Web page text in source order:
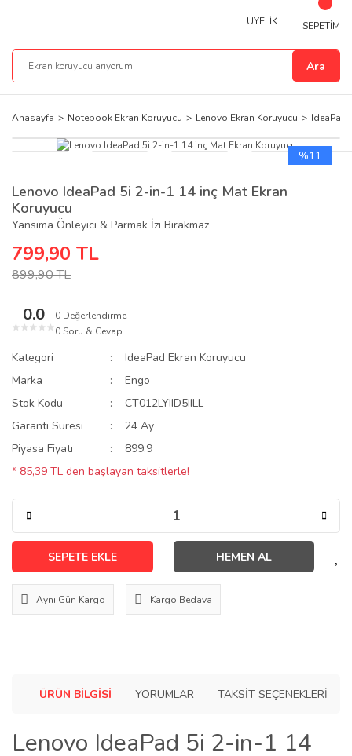
Ara
ÜYELİK SEPETİM
Anasayfa Notebook Ekran Koruyucu Lenovo Ekran Koruyucu IdeaPad
%11
Lenovo IdeaPad 5i 2-in-1 14 inç Mat Ekran
Koruyucu
Yansıma Önleyici & Parmak İzi Bırakmaz
799,90 TL
899,90 TL
0.0
★ ★ ★ ★ ★
0 Değerlendirme
0 Soru & Cevap
Kategori
IdeaPad Ekran Koruyucu
Marka
Engo
Stok Kodu
CT012LYIID5IILL
Garanti Süresi
24 Ay
Piyasa Fiyatı
899.9
* 85,39 TL den başlayan taksitlerle!
SEPETE EKLE HEMEN AL
Aynı Gün Kargo Kargo Bedava
ÜRÜN BILGISI YORUMLAR TAKSIT SEÇENEKLERI
Lenovo IdeaPad 5i 2-in-1 14